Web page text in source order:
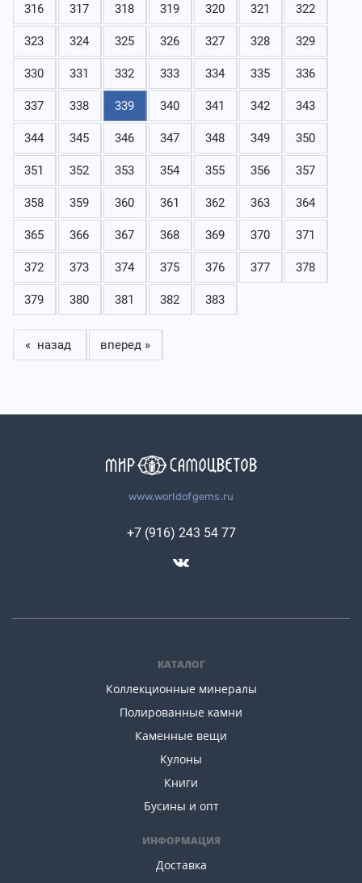
316 317 318 319 320 321 322
323 324 325 326 327 328 329
330 331 332 333 334 335 336
337 338 339 340 341 342 343
344 345 346 347 348 349 350
351 352 353 354 355 356 357
358 359 360 361 362 363 364
365 366 367 368 369 370 371
372 373 374 375 376 377 378
379 380 381 382 383
« назад вперед »
www.worldofgems.ru
КАТАЛОГ
Коллекционные минералы
Полированные камни
Каменные вещи
Кулоны
Книги
Бусины и опт
ИНФОРМАЦИЯ
Доставка
+7 (916) 243 54 77